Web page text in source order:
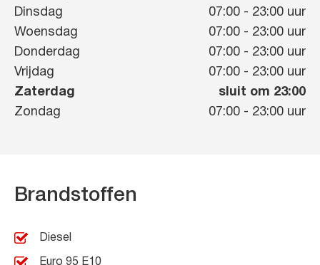
Dinsdag
07:00 - 23:00 uur
Woensdag
07:00 - 23:00 uur
Donderdag
07:00 - 23:00 uur
Vrijdag
07:00 - 23:00 uur
Zaterdag
sluit om 23:00
Zondag
07:00 - 23:00 uur
Brandstoffen
Diesel
Euro 95 E10